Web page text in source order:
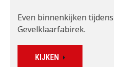
Even binnenkijken
Gevelklaarfabirek.
KIJKEN